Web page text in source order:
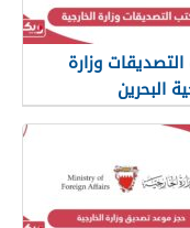
وزارة
البحرين